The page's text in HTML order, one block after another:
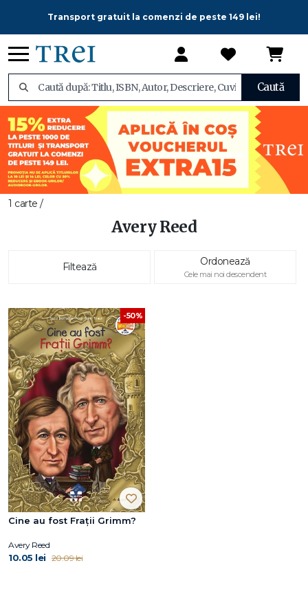
Transport gratuit la comenzi de peste 149 lei!
Caută
1 carte /
Avery Reed
Filtează Ordonează
Cele mai noi descendent
-50%
Cine au fost Frații Grimm?
Avery Reed
10.05 lei 20.09 lei